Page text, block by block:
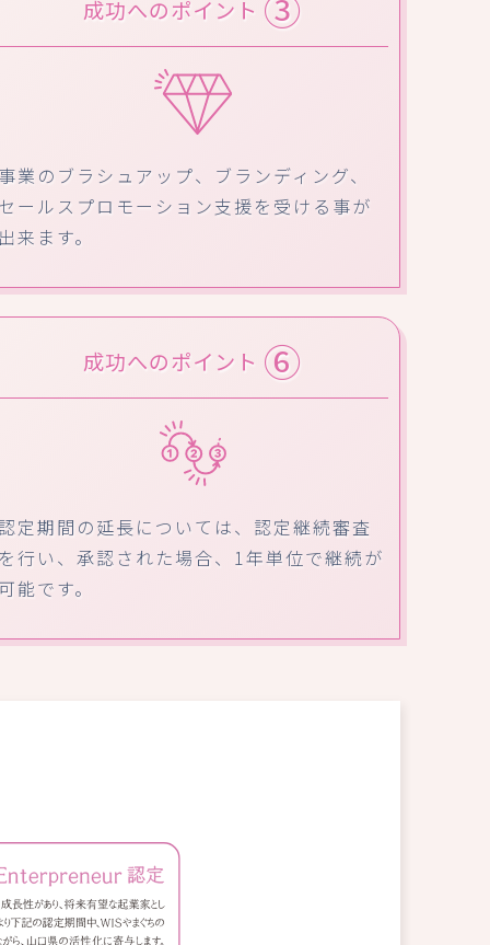
成功へのポイント
業のブラシュアップ、ブランディング、
ールスプロモーション支援を受ける事が
来ます。
成功へのポイント ⑥
定期間の延長については、認定継続審査
行い、承認された場合、1年単位で継続が
能です。